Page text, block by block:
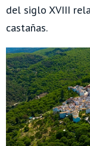
del siglo XVIII
castañas.